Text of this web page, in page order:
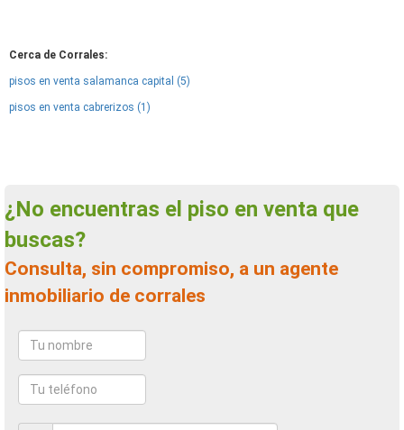
Cerca de Corrales:
pisos en venta salamanca capital (5)
pisos en venta cabrerizos (1)
¿No encuentras el piso en venta que
buscas?
Consulta, sin compromiso, a un agente
inmobiliario de corrales